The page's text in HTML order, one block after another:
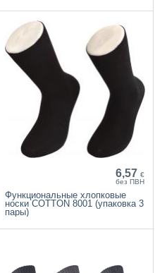
6,57 €
без ПВН
Функциональные хлопковые
носки COTTON 8001 (упаковка 3
пары)